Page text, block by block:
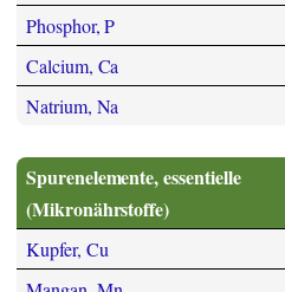
Phosphor, P
Calcium, Ca
Natrium, Na
Spurenelemente, essentielle
(Mikronährstoffe)
Kupfer, Cu